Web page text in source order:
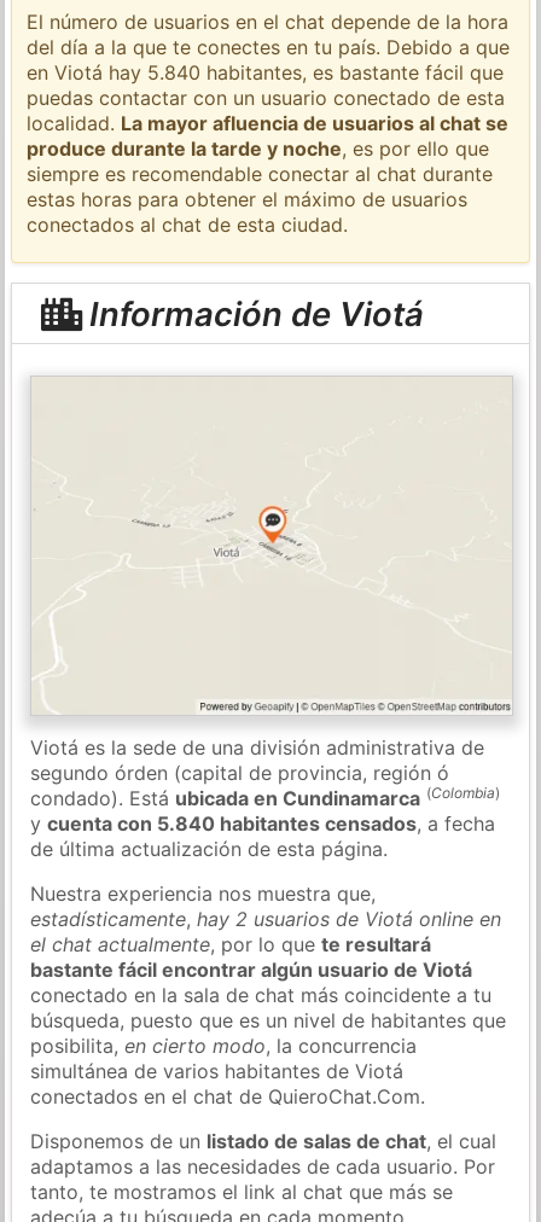
El número de usuarios en el chat depende de la hora
del día a la que te conectes en tu país. Debido a que
en Viotá hay 5.840 habitantes, es bastante fácil que
puedas contactar con un usuario conectado de esta
localidad. La mayor afluencia de usuarios al chat se
produce durante la tarde y noche, es por ello que
siempre es recomendable conectar al chat durante
estas horas para obtener el máximo de usuarios
conectados al chat de esta ciudad.
Información de Viotá
Viotá es la sede de una división administrativa de
segundo órden (capital de provincia, región ó
condado). Está ubicada en Cundinamarca (Colombia)
ycuenta con 5.840 habitantes censados, a fecha
de última actualización de esta página.
Nuestra experiencia nos muestra que,
estadísticamente,hay 2 usuarios de Viotá online en
el chat actualmente, por lo quete resultará
bastante fácil encontrar algún usuario de Viotá
conectado en la sala de chat más coincidente a tu
búsqueda, puesto que es un nivel de habitantes que
posibilita,en cierto modo, la concurrencia
simultánea de varios habitantes de Viotá
conectados en el chat de QuieroChat.Com.
Disponemos de un listado de salas de chat, el cual
adaptamos a las necesidades de cada usuario. Por
tanto, te mostramos el link al chat que más se
adecúa a tu búsqueda en cada momento.